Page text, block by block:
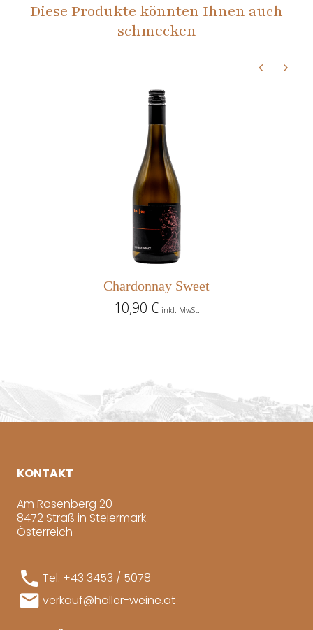
Diese Produkte könnten Ihnen auch
schmecken
Chardonnay Sweet
10,90 € inkl. MwSt.
KONTAKT
Am Rosenberg 20
8472 Straß in Steiermark
Österreich
phone Tel. +43 3453 / 5078
mail verkauf@holler-weine.at